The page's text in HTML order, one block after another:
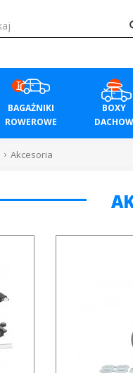
BAGAŻNIKI
ROWEROWE
BOXY
Akcesoria